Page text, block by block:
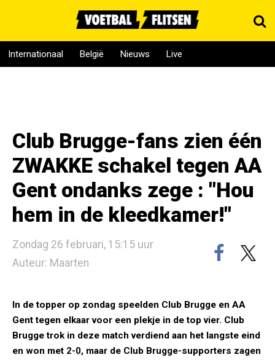
Internationaal België Nieuws Live
Club Brugge-fans zien één
ZWAKKE schakel tegen AA
Gent ondanks zege : "Hou
hem in de kleedkamer!"
Zondag 26 februari, 15:15 uur
Auteur: Maarten
In de topper op zondag speelden Club Brugge en AA
Gent tegen elkaar voor een plekje in de top vier. Club
Brugge trok in deze match verdiend aan het langste eind
en won met 2-0, maar de Club Brugge-supporters zagen